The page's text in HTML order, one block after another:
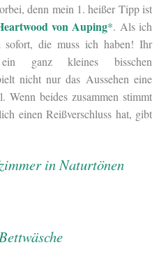
denn mein 1. heißer Tipp ist
von Auping*. Als ich
sofort, die muss ich haben! Ihr
ganz kleines bisschen
nicht nur das Aussehen eine
Wenn beides zusammen stimmt
einen Reißverschluss hat, gibt